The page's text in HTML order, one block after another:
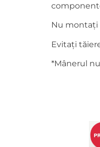
Nu montați
Evitați
*Mânerul